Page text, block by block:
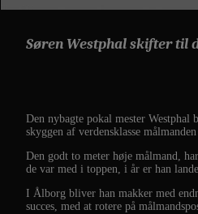
Søren Westphal skifter til
Den nybagte pokal mester
skyggen af verdensklasse
Den godt to meter høje målmand,
de var med i toppen, i år er han
I Ålborg bliver han makker med
succes, med at rotere på